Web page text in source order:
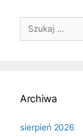
Szukaj:
Archiwa
sierpień 2026